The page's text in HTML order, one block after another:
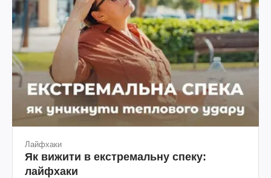
Лайфхаки
Як вижити в екстремальну спеку:
лайфхаки